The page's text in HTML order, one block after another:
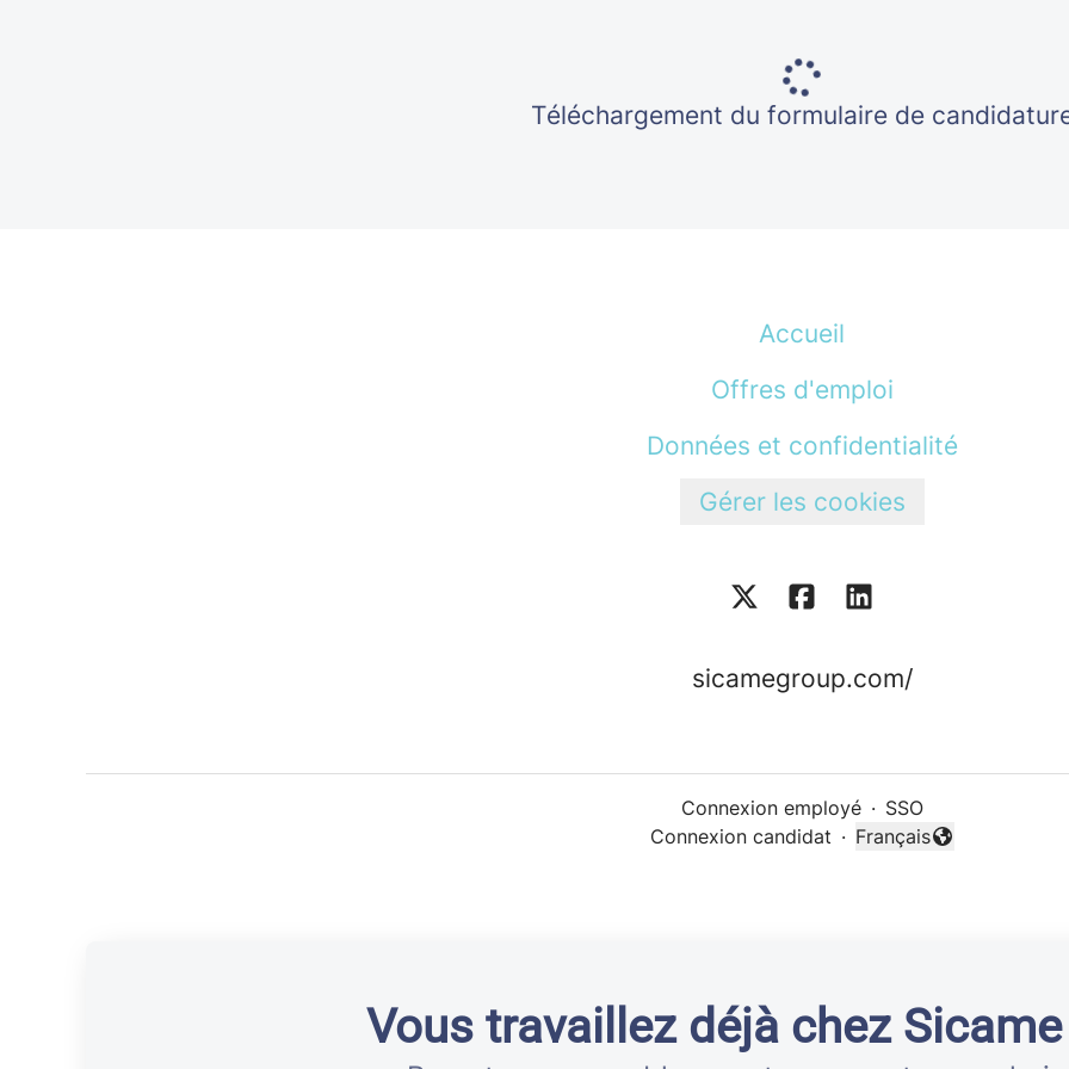
Téléchargement du formulaire de
Accueil
Offres d'emploi
Données et confidentialité
Gérer les cookies
sicamegroup.com/
Connexion employé · SSO
Connexion candidat ·
Changer la langue
Français
Vous travaillez déjà chez